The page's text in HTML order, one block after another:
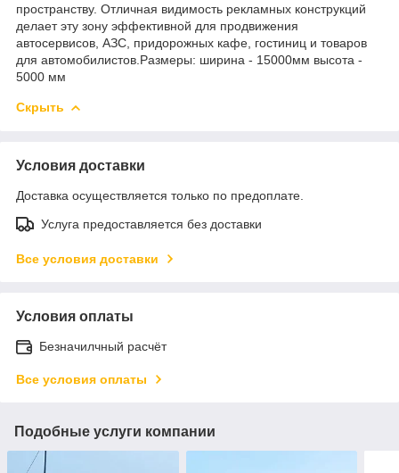
пространству. Отличная видимость рекламных конструкций
делает эту зону эффективной для продвижения
автосервисов, АЗС, придорожных кафе, гостиниц и товаров
для автомобилистов.Размеры: ширина - 15000мм высота -
5000 мм
Скрыть
Условия доставки
Доставка осуществляется только по предоплате.
Услуга предоставляется без доставки
Все условия доставки
Условия оплаты
Безначилчный расчёт
Все условия оплаты
Подобные услуги компании